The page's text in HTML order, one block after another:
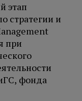
этап
стратегии и
при
фонда